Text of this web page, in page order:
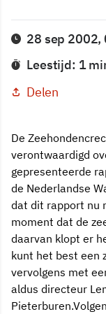
28 sep 2002,
Leestijd: 1
Delen
De
verontwaardigd
gepresenteerde
de Nederlandse
dat dit rapport nu
moment dat de
daarvan klopt er
kunt het best een
vervolgens met
aldus directeur